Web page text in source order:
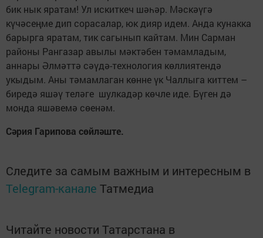
бик нык яратам! Ул искиткеч шәһәр. Мәскәүгә
күчәсеңме дип сорасалар, юк дияр идем. Анда кунакка
барырга яратам, тик сагынып кайтам. Мин Сарман
районы Рангазар авылы мәктәбен тәмамладым,
аннары Әлмәттә сәүдә-технология көллиятендә
укыдым. Аны тәмамлаган көнне үк Чаллыга киттем –
биредә яшәү теләге шулкадәр көчле иде. Бүген дә
монда яшәвемә сөенәм.
Сәрия Гарипова сөйләште.
Следите за самым важным и интересным в
Telegram-канале Татмедиа
Читайте новости Татарстана в